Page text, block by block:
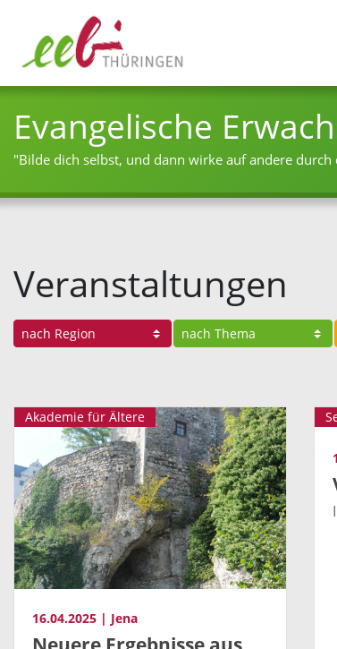
Evangelische
"Bilde dich selbst, und dann wirke auf andere durch
Veranstaltungen
Akademie für Ältere
16.04.2025 | Jena